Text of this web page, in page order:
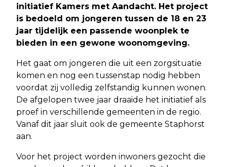
initiatief Kamers met Aandacht. Het project
is bedoeld om jongeren tussen de 18 en 23
jaar tijdelijk een passende woonplek te
bieden in een gewone woonomgeving.
Het gaat om jongeren die uit een zorgsituatie
komen en nog een tussenstap nodig hebben
voordat zij volledig zelfstandig kunnen wonen.
De afgelopen twee jaar draaide het initiatief als
proef in verschillende gemeenten in de regio.
Vanaf dit jaar sluit ook de gemeente Staphorst
aan.
Voor het project worden inwoners gezocht die